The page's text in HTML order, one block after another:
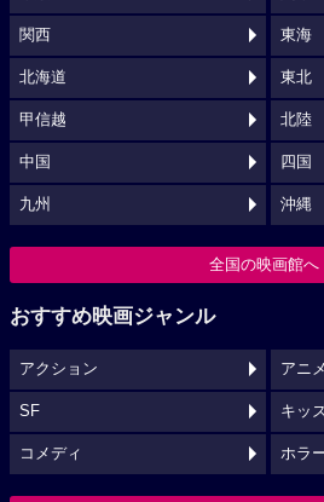
関西 東海
北海道 東北
甲信越 北陸
中国 四国
九州 沖縄
全国の映画館へ
おすすめ映画ジャンル
アクション アニ
SF キッ
コメディ ホラ